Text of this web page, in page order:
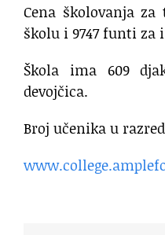
Cena školovanja
školu i 9747 funti za
Škola ima 609
devojčica.
Broj učenika u